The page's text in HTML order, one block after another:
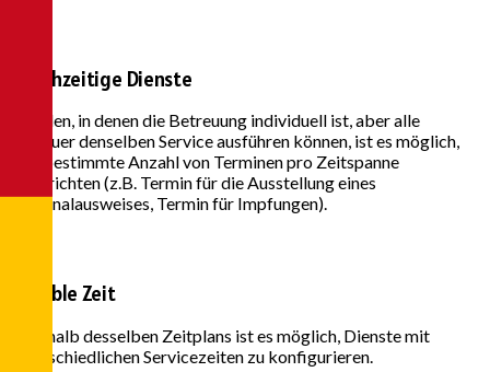
Gleichzeitige Dienste
In Fällen, in denen die Betreuung individuell ist, aber alle
Betreuer denselben Service ausführen können, ist es möglich,
eine bestimmte Anzahl von Terminen pro Zeitspanne
einzurichten (z.B. Termin für die Ausstellung eines
Personalausweises, Termin für Impfungen).
Variable Zeit
Innerhalb desselben Zeitplans ist es möglich, Dienste mit
unterschiedlichen Servicezeiten zu konfigurieren.